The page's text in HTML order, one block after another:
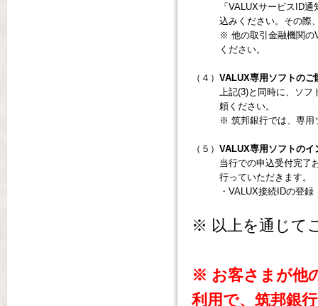
「VALUXサービスID
込みください。その際
※ 他の取引金融機関の
ください。
（４） VALUX専用ソフトのご
上記(3)と同時に、ソ
頼ください。
※ 筑邦銀行では、専用
（５） VALUX専用ソフトのイ
当行での申込受付完了
行っていただきます。
・VALUX接続IDの登
※ 以上を通じて
※ お客さまが他
利用で、筑邦銀